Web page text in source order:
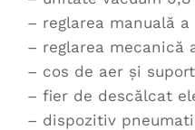
– reglarea manuală
– reglarea
– cos de aer şi
– fier de descălcat
– dispozitiv